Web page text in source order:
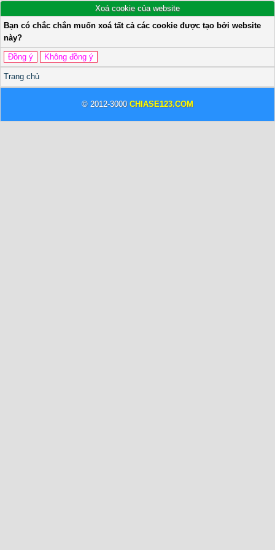
Xoá cookie của website
Bạn có chắc chắn muốn xoá tất cả các cookie được tạo bởi website
này?
Trang chủ
© 2012-3000 CHIASE123.COM